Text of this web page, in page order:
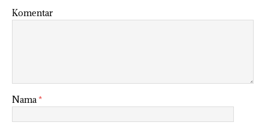
Komentar
Nama *